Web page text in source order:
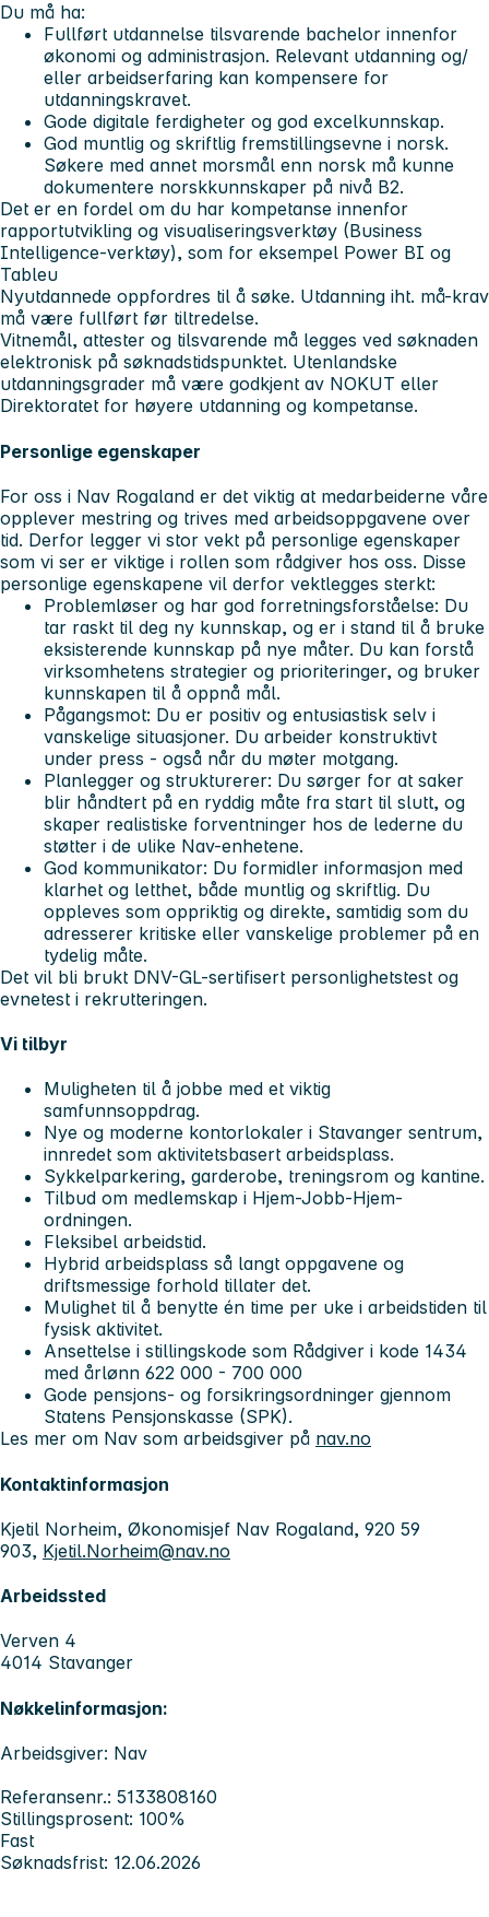
Du må ha:
Fullført utdannelse tilsvarende bachelor innenfor
økonomi og administrasjon. Relevant utdanning og/
eller arbeidserfaring kan kompensere for
utdanningskravet.
Gode digitale ferdigheter og god excelkunnskap.
God muntlig og skriftlig fremstillingsevne i norsk.
Søkere med annet morsmål enn norsk må kunne
dokumentere norskkunnskaper på nivå B2.
Det er en fordel om du har kompetanse innenfor
rapportutvikling og visualiseringsverktøy (Business
Intelligence-verktøy), som for eksempel Power BI og
Tableu
Nyutdannede oppfordres til å søke. Utdanning iht. må-krav
må være fullført før tiltredelse.
Vitnemål, attester og tilsvarende må legges ved søknaden
elektronisk på søknadstidspunktet. Utenlandske
utdanningsgrader må være godkjent av NOKUT eller
Direktoratet for høyere utdanning og kompetanse.
Personlige egenskaper
For oss i Nav Rogaland er det viktig at medarbeiderne våre
opplever mestring og trives med arbeidsoppgavene over
tid. Derfor legger vi stor vekt på personlige egenskaper
som vi ser er viktige i rollen som rådgiver hos oss. Disse
personlige egenskapene vil derfor vektlegges sterkt:
Problemløser og har god forretningsforståelse: Du
tar raskt til deg ny kunnskap, og er i stand til å bruke
eksisterende kunnskap på nye måter. Du kan forstå
virksomhetens strategier og prioriteringer, og bruker
kunnskapen til å oppnå mål.
Pågangsmot: Du er positiv og entusiastisk selv i
vanskelige situasjoner. Du arbeider konstruktivt
under press - også når du møter motgang.
Planlegger og strukturerer: Du sørger for at saker
blir håndtert på en ryddig måte fra start til slutt, og
skaper realistiske forventninger hos de lederne du
støtter i de ulike Nav-enhetene.
God kommunikator: Du formidler informasjon med
klarhet og letthet, både muntlig og skriftlig. Du
oppleves som oppriktig og direkte, samtidig som du
adresserer kritiske eller vanskelige problemer på en
tydelig måte.
Det vil bli brukt DNV-GL-sertifisert personlighetstest og
evnetest i rekrutteringen.
Vi tilbyr
Muligheten til å jobbe med et viktig
samfunnsoppdrag.
Nye og moderne kontorlokaler i Stavanger sentrum,
innredet som aktivitetsbasert arbeidsplass.
Sykkelparkering, garderobe, treningsrom og kantine.
Tilbud om medlemskap i Hjem-Jobb-Hjem-
ordningen.
Fleksibel arbeidstid.
Hybrid arbeidsplass så langt oppgavene og
driftsmessige forhold tillater det.
Mulighet til å benytte én time per uke i arbeidstiden til
fysisk aktivitet.
Ansettelse i stillingskode som Rådgiver i kode 1434
med årlønn 622 000 - 700 000
Gode pensjons- og forsikringsordninger gjennom
Statens Pensjonskasse (SPK).
Les mer om Nav som arbeidsgiver på nav.no
Kontaktinformasjon
Kjetil Norheim, Økonomisjef Nav Rogaland, 920 59
903, Kjetil.Norheim@nav.no
Arbeidssted
Verven 4
4014 Stavanger
Nøkkelinformasjon:
Arbeidsgiver: Nav
Referansenr.: 5133808160
Stillingsprosent: 100%
Fast
Søknadsfrist: 12.06.2026